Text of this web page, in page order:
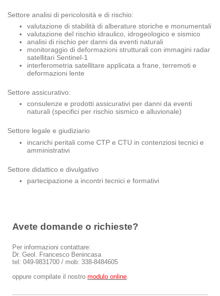
Settore analisi di pericolosità e di rischio:
valutazione di stabilità di alberature storiche e monumentali
valutazione del rischio idraulico, idrogeologico e sismico
analisi di rischio per danni da eventi naturali
monitoraggio di deformazioni strutturali con immagini radar
satellitari Sentinel-1
interferometria satellitare applicata a frane, terremoti e
deformazioni lente
Settore assicurativo:
consulenze e prodotti assicurativi per danni da eventi
naturali (specifici per rischio sismico e alluvionale)
Settore legale e giudiziario
incarichi peritali come CTP e CTU in contenziosi tecnici e
amministrativi
Settore didattico e divulgativo
partecipazione a incontri tecnici e formativi
Avete domande o richieste?
Per informazioni contattare:
Dr. Geol. Francesco Benincasa
tel: 049-9831700 / mob: 338-8484605
oppure compilate il nostro modulo online.